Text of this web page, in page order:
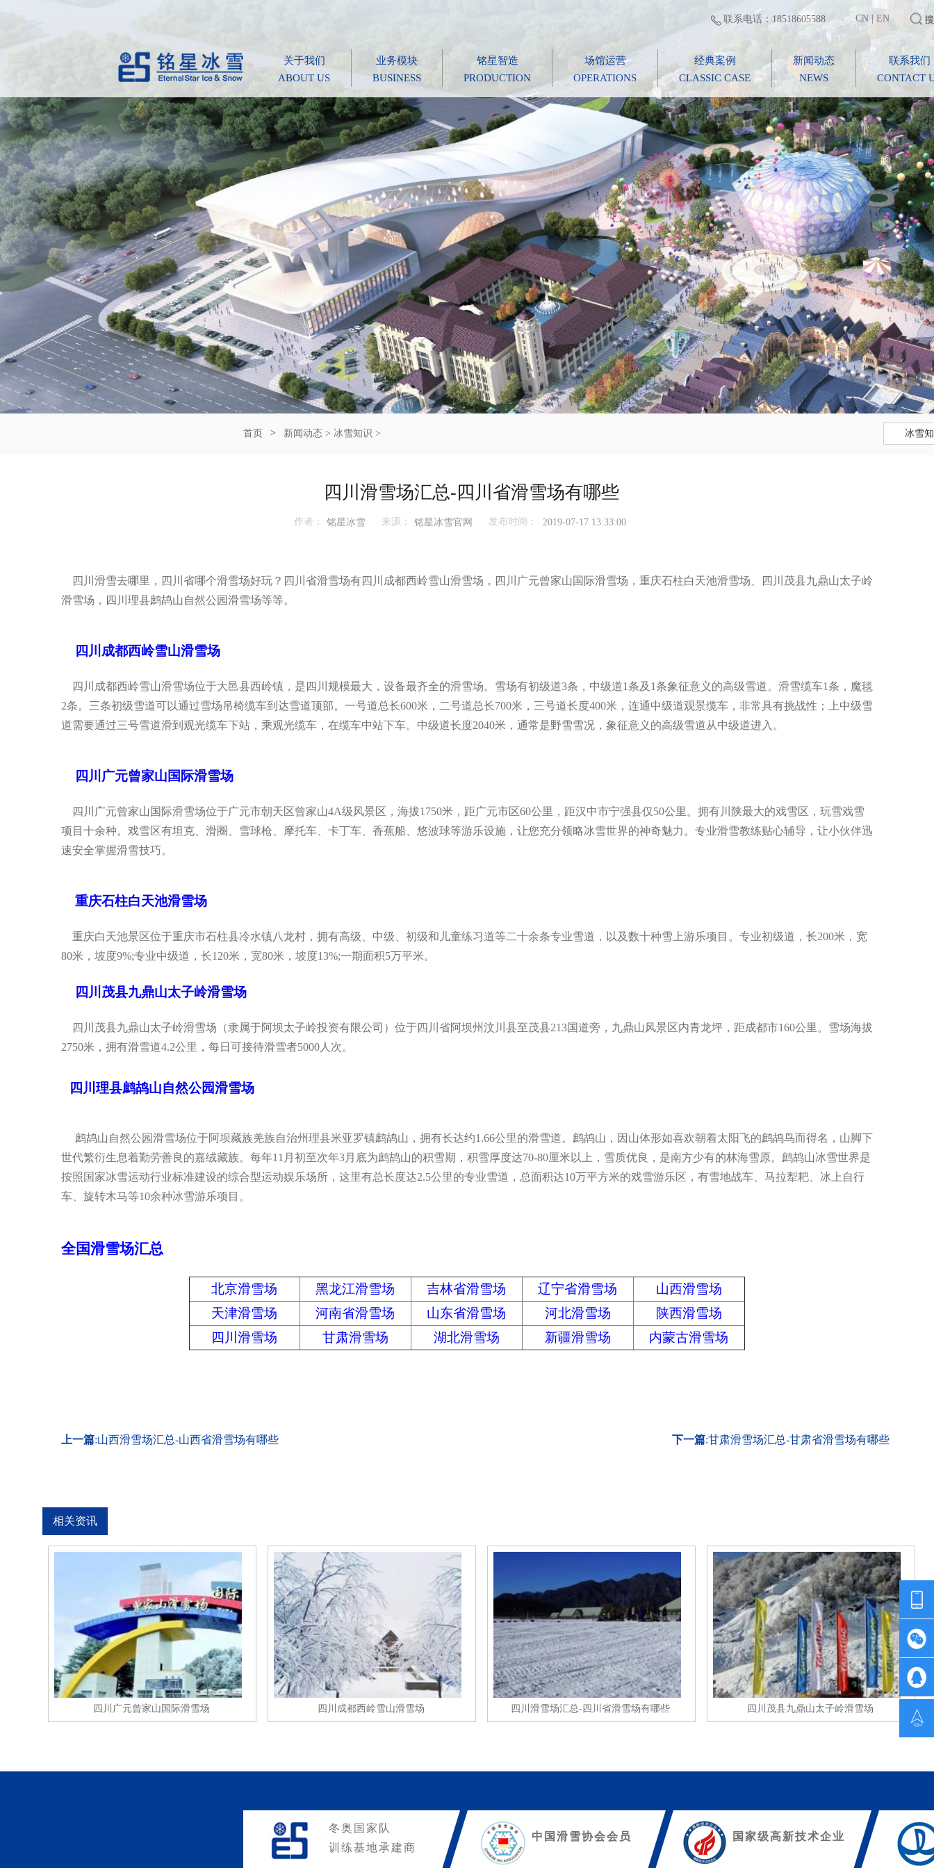
关于我们
ABOUT US
业务模块
BUSINESS
铭星智造
PRODUCTION
场馆运营
OPERATIONS
经典案例
CLASSIC CASE
新闻动态
NEWS
联系我们
CONTACT
CN| EN
联系电话：18518605588
冰雪
首页 > 新闻动态 > 冰雪知识 >
四川滑雪场汇总-四川省滑雪场有哪些
作者： 铭星冰雪 来源： 铭星冰雪官网 发布时间： 2019-07-17 13:33:00
四川滑雪去哪里，四川省哪个滑雪场好玩？四川省滑雪场有四川成都西岭雪山滑雪场，四川广元曾家山国际滑雪场，重庆石柱白天池滑雪场、
四川茂县九鼎山太子岭
滑雪场 ，四川理县鹧鸪山自然公园滑雪场等等。
四川成都西岭雪山滑雪场
四川成都西岭雪山滑雪场位于大邑县西岭镇，是四川规模最大，设备最齐全的滑雪场。雪场有初级道3条，中级道1条及1条象征意义的高级雪道。滑雪缆车1条，魔毯
2条。三条初级雪道可以通过雪场吊椅缆车到达雪道顶部。一号道总长600米，二号道总长700米，三号道长度400米，连通中级道观景缆车，非常具有挑战性；上中级雪
道需要通过三号雪道滑到观光缆车下站，乘观光缆车，在缆车中站下车。中级道长度2040米，通常是野雪雪况，象征意义的高级雪道从中级道进入。
四川广元曾家山国际滑雪场
四川广元曾家山国际滑雪场位于广元市朝天区曾家山4A级风景区，海拔1750米，距广元市区60公里，距汉中市宁强县仅50公里。拥有川陕最大的戏雪区，玩雪戏雪
项目十余种。戏雪区有坦克、滑圈、雪球枪、摩托车、卡丁车、香蕉船、悠波球等游乐设施，让您充分领略冰雪世界的神奇魅力。专业滑雪教练贴心辅导，让小伙伴迅
速安全掌握滑雪技巧。
重庆石柱白天池滑雪场
重庆白天池景区位于重庆市石柱县冷水镇八龙村，拥有高级、中级、初级和儿童练习道等二十余条专业雪道，以及数十种雪上游乐项目。专业初级道，长200米，宽
80米，坡度9%;专业中级道，长120米，宽80米，坡度13%;一期面积5万平米。
四川茂县九鼎山太子岭滑雪场
四川茂县九鼎山太子岭滑雪场（隶属于阿坝太子岭投资有限公司）位于四川省阿坝州汶川县至茂县213国道旁，九鼎山风景区内青龙坪，距成都市160公里。雪场海拔
2750米，拥有滑雪道4.2公里，每日可接待滑雪者5000人次。
四川理县鹧鸪山自然公园滑雪场
鹧鸪山自然公园滑雪场位于阿坝藏族羌族自治州理县米亚罗镇鹧鸪山，拥有长达约1.66公里的滑雪道。鹧鸪山，因山体形如喜欢朝着太阳飞的鹧鸪鸟而得名，山脚下
世代繁衍生息着勤劳善良的嘉绒藏族。每年11月初至次年3月底为鹧鸪山的积雪期，积雪厚度达70-80厘米以上，雪质优良，是南方少有的林海雪原。鹧鸪山冰雪世界是
按照国家冰雪运动行业标准建设的综合型运动娱乐场所，这里有总长度达2.5公里的专业雪道，总面积达10万平方米的戏雪游乐区，有雪地战车、马拉犁耙、冰上自行
车、旋转木马等10余种冰雪游乐项目。
全国滑雪场汇总
北京滑雪场 黑龙江滑雪场 吉林省滑雪场 辽宁省滑雪场
山西滑雪场
天津滑雪场
河南省滑雪场 山东省滑雪场 河北滑雪场
陕西滑雪场
四川滑雪场
甘肃滑雪场 湖北滑雪场 新疆滑雪场 内蒙古滑雪场
上一篇:山西滑雪场汇总-山西省滑雪场有哪些 下一篇:甘肃滑雪场汇总-甘肃省滑雪场有哪些
相关资讯
四川广元曾家山国际滑雪场 四川成都西岭雪山滑雪场 四川滑雪场汇总-四川省滑雪场有哪些 四川茂县九鼎山太子岭滑雪场
国家级高新技术企业
冬奥国家队
训练基地承建商
中国滑雪协会会员